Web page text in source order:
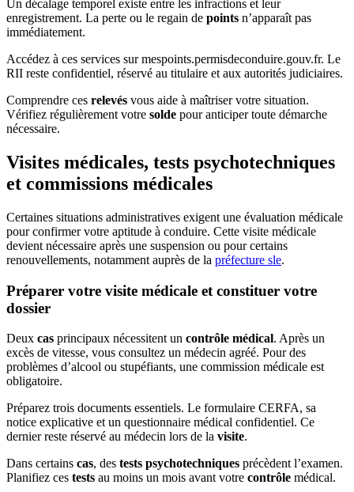
Un décalage temporel existe entre les infractions et leur
enregistrement. La perte ou le regain de points n’apparaît pas
immédiatement.
Accédez à ces services sur mespoints.permisdeconduire.gouv.fr. Le
RII reste confidentiel, réservé au titulaire et aux autorités judiciaires.
Comprendre ces relevés vous aide à maîtriser votre situation.
Vérifiez régulièrement votre solde pour anticiper toute démarche
nécessaire.
Visites médicales, tests psychotechniques
et commissions médicales
Certaines situations administratives exigent une évaluation médicale
pour confirmer votre aptitude à conduire. Cette visite médicale
devient nécessaire après une suspension ou pour certains
renouvellements, notamment auprès de la préfecture sle.
Préparer votre visite médicale et constituer votre
dossier
Deux cas principaux nécessitent un contrôle médical. Après un
excès de vitesse, vous consultez un médecin agréé. Pour des
problèmes d’alcool ou stupéfiants, une commission médicale est
obligatoire.
Préparez trois documents essentiels. Le formulaire CERFA, sa
notice explicative et un questionnaire médical confidentiel. Ce
dernier reste réservé au médecin lors de la visite.
Dans certains cas, des tests psychotechniques précèdent l’examen.
Planifiez ces tests au moins un mois avant votre contrôle médical.